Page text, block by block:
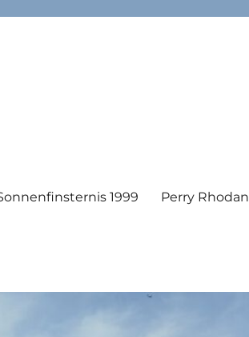
1999 Perry Rhodan